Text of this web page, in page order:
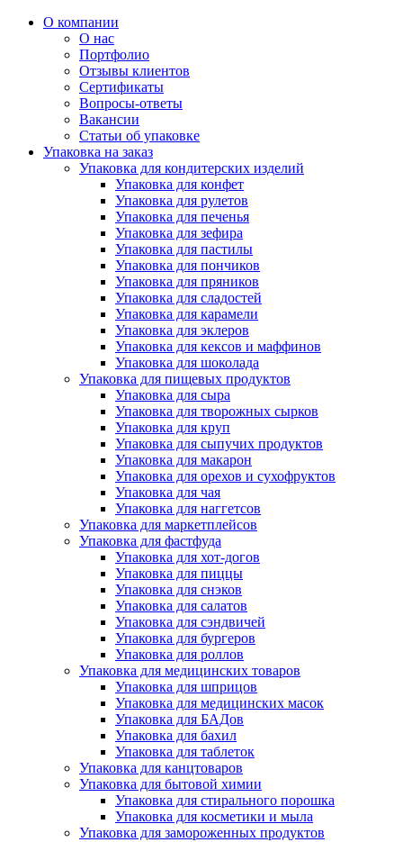
О компании
О нас
Портфолио
Отзывы клиентов
Сертификаты
Вопросы-ответы
Вакансии
Статьи об упаковке
Упаковка на заказ
Упаковка для кондитерских изделий
Упаковка для конфет
Упаковка для рулетов
Упаковка для печенья
Упаковка для зефира
Упаковка для пастилы
Упаковка для пончиков
Упаковка для пряников
Упаковка для сладостей
Упаковка для карамели
Упаковка для эклеров
Упаковка для кексов и маффинов
Упаковка для шоколада
Упаковка для пищевых продуктов
Упаковка для сыра
Упаковка для творожных сырков
Упаковка для круп
Упаковка для сыпучих продуктов
Упаковка для макарон
Упаковка для орехов и сухофруктов
Упаковка для чая
Упаковка для наггетсов
Упаковка для маркетплейсов
Упаковка для фастфуда
Упаковка для хот-догов
Упаковка для пиццы
Упаковка для снэков
Упаковка для салатов
Упаковка для сэндвичей
Упаковка для бургеров
Упаковка для роллов
Упаковка для медицинских товаров
Упаковка для шприцов
Упаковка для медицинских масок
Упаковка для БАДов
Упаковка для бахил
Упаковка для таблеток
Упаковка для канцтоваров
Упаковка для бытовой химии
Упаковка для стирального порошка
Упаковка для косметики и мыла
Упаковка для замороженных продуктов